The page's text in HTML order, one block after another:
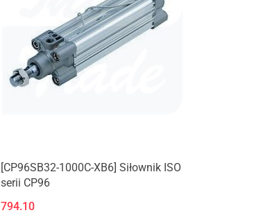
[CP96SB32-1000C-XB6] Siłownik ISO
serii CP96
794.10